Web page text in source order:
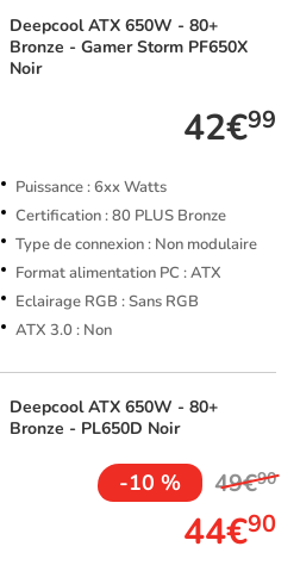
DeepcoolATX 650W - 80+
Bronze - Gamer Storm PF650X
Noir
42€99
Puissance : 6xx Watts
Certification : 80 PLUS Bronze
Type de connexion : Non modulaire
Format alimentation PC : ATX
Eclairage RGB : Sans RGB
ATX 3.0 : Non
DeepcoolATX 650W - 80+
Bronze - PL650D Noir
-10 % 49€90
44€90